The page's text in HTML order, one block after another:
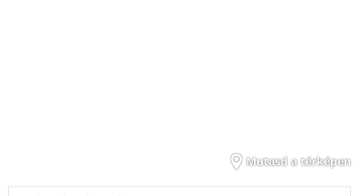
Mutasd a térképen